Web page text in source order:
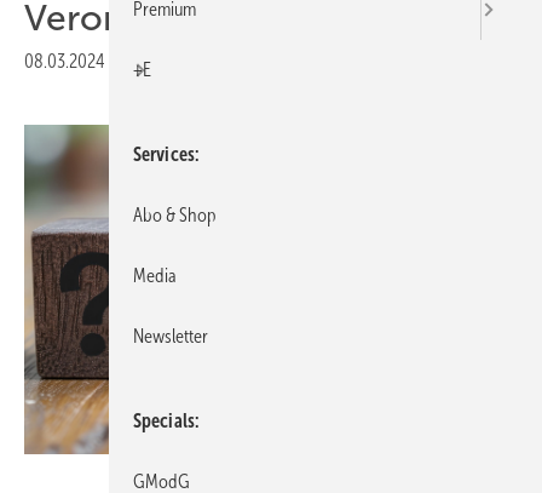
Verordnung
08.03.2024 Druckvorschau
Premium
+E
Services
Abo & Shop
Media
Newsletter
Specials
GModG